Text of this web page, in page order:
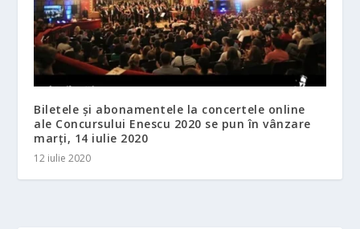
Biletele și abonamentele la concertele online
ale Concursului Enescu 2020 se pun în vânzare
marți, 14 iulie 2020
12 iulie 2020